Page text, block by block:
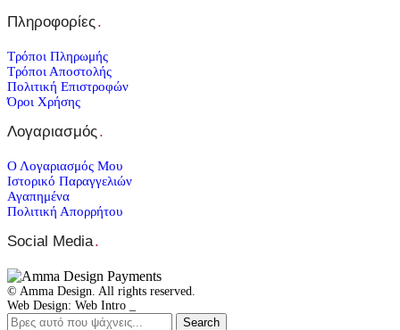
Πληροφορίες.
Τρόποι Πληρωμής
Τρόποι Αποστολής
Πολιτική Επιστροφών
Όροι Χρήσης
Λογαριασμός.
Ο Λογαριασμός Μου
Ιστορικό Παραγγελιών
Αγαπημένα
Πολιτική Απορρήτου
Social Media.
© Amma Design. All rights reserved.
Web Design: Web Intro _
Search